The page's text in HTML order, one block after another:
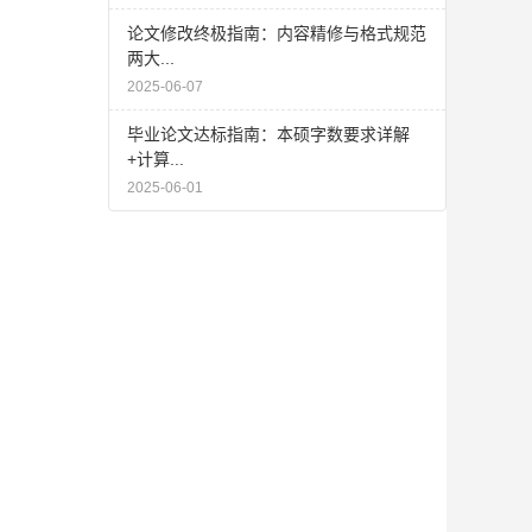
论文修改终极指南：内容精修与格式规范
两大...
2025-06-07
毕业论文达标指南：本硕字数要求详解
+计算...
2025-06-01